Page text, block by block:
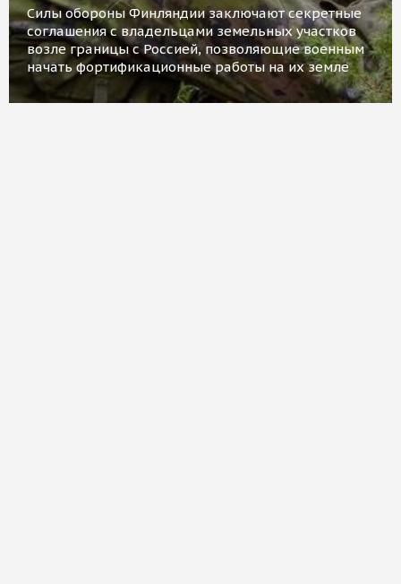
Силы обороны Финляндии заключают секретные
соглашения с владельцами земельных участков
возле границы с Россией, позволяющие военным
начать фортификационные работы на их земле